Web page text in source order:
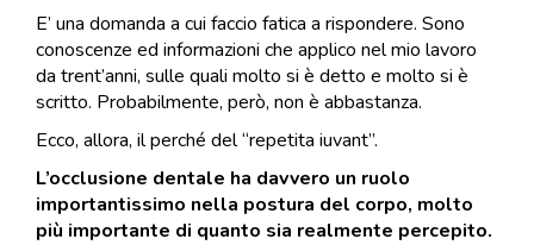
E’ una domanda a cui faccio fatica a rispondere. Sono
conoscenze ed informazioni che applico nel mio lavoro
da trent’anni, sulle quali molto si è detto e molto si è
scritto. Probabilmente, però, non è abbastanza.
Ecco, allora, il perché del “repetita iuvant”.
L’occlusione dentale ha davvero un ruolo
importantissimo nella postura del corpo, molto
più importante di quanto sia realmente percepito.